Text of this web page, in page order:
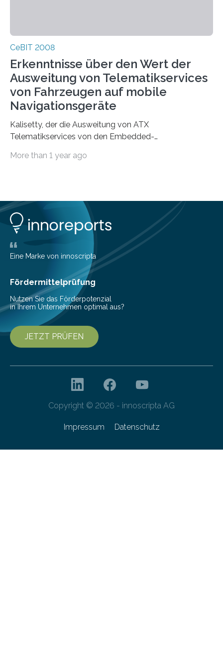
CeBIT 2008
Erkenntnisse über den Wert der
Ausweitung von Telematikservices
von Fahrzeugen auf mobile
Navigationsgeräte
Kalisetty, der die Ausweitung von ATX
Telematikservices von den Embedded-
Kommunikationsgeräte leitet, wird genau…
More than 1 year ago
Eine Marke von innoscripta
Fördermittelprüfung
Nutzen Sie das Förderpotenzial
in Ihrem Unternehmen optimal aus?
JETZT PRÜFEN
Copyright © 2026 - innoscripta AG
Impressum Datenschutz